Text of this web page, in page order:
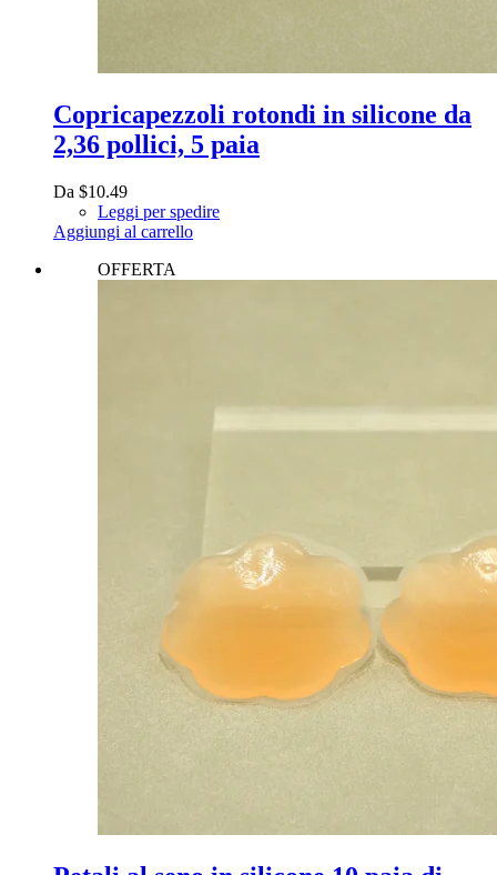
Copricapezzoli rotondi in silicone da
2,36 pollici, 5 paia
Da $10.49
Leggi per spedire
Aggiungi al carrello
OFFERTA